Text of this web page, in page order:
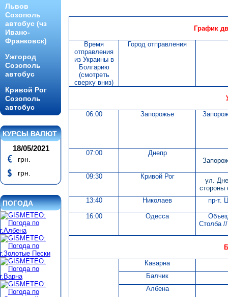
Львов
Созополь
автобус (чз
Ивано-
Франковск)
Ужгород
Созополь
автобус
Кривой Рог
Созополь
автобус
КУРСЫ ВАЛЮТ
18/05/2021
грн.
грн.
ПОГОДА
График
Время
отправления
из Украины в
Болгарию
(смотреть
сверху вниз)
Город отправления
06:00 Запорожье
07:00
Днепр
09:30 Кривой Рог
ул.
стороны
13:40
Николаев пр-т.
16:00 Одесса
Столба
Каварна
Балчик
Албена